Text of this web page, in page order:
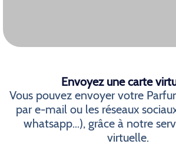
Envoyez une carte
Vous pouvez envoyer votre
par e-mail ou les réseaux
whatsapp...), grâce à notre
virtuelle.